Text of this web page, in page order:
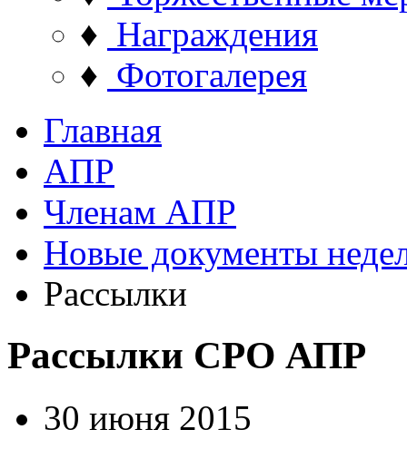
♦ Награждения
♦ Фотогалерея
Главная
АПР
Членам АПР
Новые документы
Рассылки
Рассылки СРО АПР
30 июня 2015